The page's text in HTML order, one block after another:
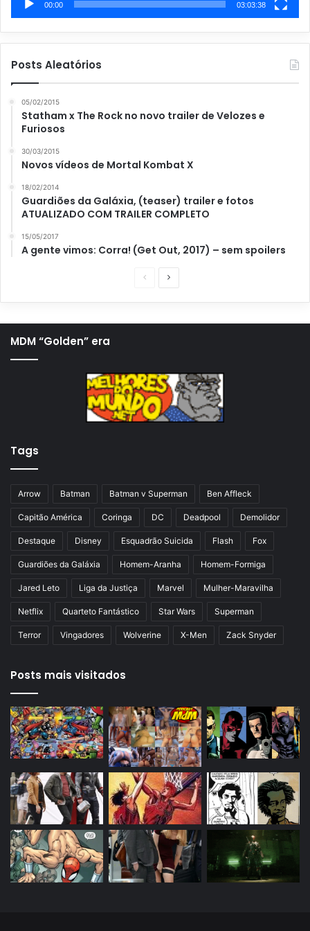
00:00 03:03:38
Posts Aleatórios
05/02/2015
Statham x The Rock no novo trailer de Velozes e
Furiosos
30/03/2015
Novos vídeos de Mortal Kombat X
18/02/2014
Guardiões da Galáxia, (teaser) trailer e fotos
ATUALIZADO COM TRAILER COMPLETO
15/05/2017
A gente vimos: Corra! (Get Out, 2017) – sem spoilers
a
a
n
m
a
p
n
MDM “Golden” era
Tags
Arrow Batman Batman v Superman Ben Affleck
Capitão América Coringa DC Deadpool Demolidor
Destaque Disney Esquadrão Suicida Flash Fox
Guardiões da Galáxia Homem-Aranha Homem-Formiga
Jared Leto Liga da Justiça Marvel Mulher-Maravilha
Netflix Quarteto Fantástico Star Wars Superman
Terror Vingadores Wolverine X-Men Zack Snyder
Posts mais visitados